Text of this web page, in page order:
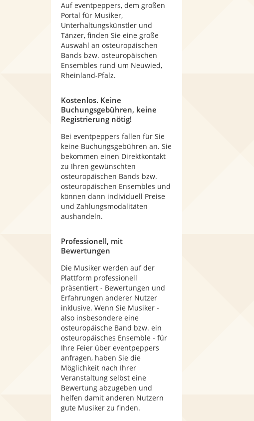
Auf eventpeppers, dem großen
Portal für Musiker,
Unterhaltungskünstler und
Tänzer, finden Sie eine große
Auswahl an osteuropäischen
Bands bzw. osteuropäischen
Ensembles rund um Neuwied,
Rheinland-Pfalz.
Kostenlos. Keine
Buchungsgebühren, keine
Registrierung nötig!
Bei eventpeppers fallen für Sie
keine Buchungsgebühren an. Sie
bekommen einen Direktkontakt
zu Ihren gewünschten
osteuropäischen Bands bzw.
osteuropäischen Ensembles und
können dann individuell Preise
und Zahlungsmodalitäten
aushandeln.
Professionell, mit
Bewertungen
Die Musiker werden auf der
Plattform professionell
präsentiert - Bewertungen und
Erfahrungen anderer Nutzer
inklusive. Wenn Sie Musiker -
also insbesondere eine
osteuropäische Band bzw. ein
osteuropäisches Ensemble - für
Ihre Feier über eventpeppers
anfragen, haben Sie die
Möglichkeit nach Ihrer
Veranstaltung selbst eine
Bewertung abzugeben und
helfen damit anderen Nutzern
gute Musiker zu finden.